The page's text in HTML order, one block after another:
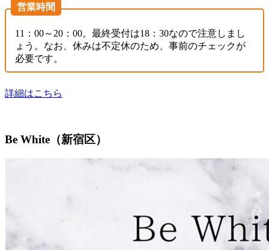
営業時間
11：00～20：00。最終受付は18：30なので注意しまし
ょう。なお、休みは不定休のため、事前のチェックが
必要です。
詳細はこちら
Be White（新宿区）